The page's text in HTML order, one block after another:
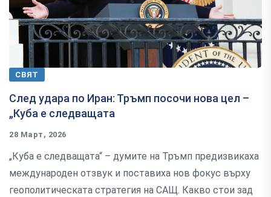
СВЯТ
След удара по Иран: Тръмп посочи нова цел –
„Куба е следващата
28 Март, 2026
„Куба е следващата“ – думите на Тръмп предизвикаха
международен отзвук и поставиха нов фокус върху
геополитическата стратегия на САЩ. Какво стои зад